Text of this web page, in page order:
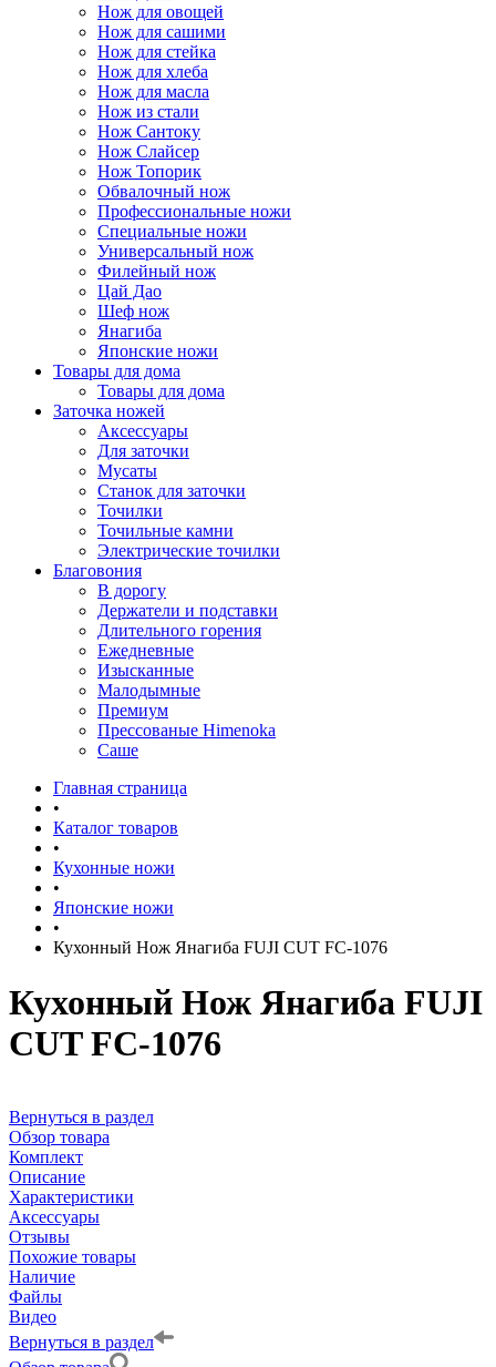
Нож для овощей
Нож для сашими
Нож для стейка
Нож для хлеба
Нож для масла
Нож из стали
Нож Сантоку
Нож Слайсер
Нож Топорик
Обвалочный нож
Профессиональные ножи
Специальные ножи
Универсальный нож
Филейный нож
Цай Дао
Шеф нож
Янагиба
Японские ножи
Товары для дома
Товары для дома
Заточка ножей
Аксессуары
Для заточки
Мусаты
Станок для заточки
Точилки
Точильные камни
Электрические точилки
Благовония
В дорогу
Держатели и подставки
Длительного горения
Ежедневные
Изысканные
Малодымные
Премиум
Прессованые Himenoka
Саше
Главная страница
•
Каталог товаров
•
Кухонные ножи
•
Японские ножи
•
Кухонный Нож Янагиба FUJI CUT FC-1076
Кухонный Нож Янагиба FUJI
CUT FC-1076
Вернуться в раздел
Обзор товара
Комплект
Описание
Характеристики
Аксессуары
Отзывы
Похожие товары
Наличие
Файлы
Видео
Вернуться в раздел